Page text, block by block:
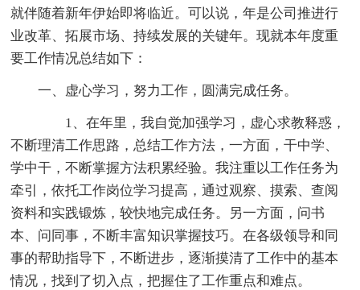
就伴随着新年伊始即将临近。可以说，年是公司推进行
业改革、拓展市场、持续发展的关键年。现就本年度重
要工作情况总结如下：
一、虚心学习，努力工作，圆满完成任务。
1、在年里，我自觉加强学习，虚心求教释惑，
不断理清工作思路，总结工作方法，一方面，干中学、
学中干，不断掌握方法积累经验。我注重以工作任务为
牵引，依托工作岗位学习提高，通过观察、摸索、查阅
资料和实践锻炼，较快地完成任务。另一方面，问书
本、问同事，不断丰富知识掌握技巧。在各级领导和同
事的帮助指导下，不断进步，逐渐摸清了工作中的基本
情况，找到了切入点，把握住了工作重点和难点。